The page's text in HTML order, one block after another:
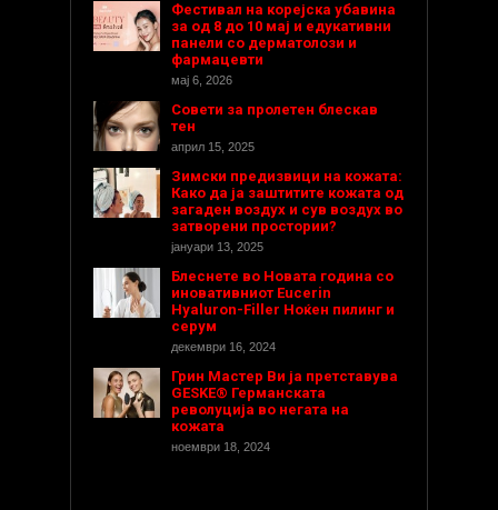
Фестивал на корејска убавина
за од 8 до 10 мај и едукативни
панели со дерматолози и
фармацевти
мај 6, 2026
Совети за пролетен блескав
тен
април 15, 2025
Зимски предизвици на кожата:
Како да ја заштитите кожата од
загаден воздух и сув воздух во
затворени простории?
јануари 13, 2025
Блеснете во Новата година со
иновативниот Eucerin
Hyaluron-Filler Ноќен пилинг и
серум
декември 16, 2024
Грин Мастер Ви ја претставува
GESKE® Германската
револуција во негата на
кожата
ноември 18, 2024